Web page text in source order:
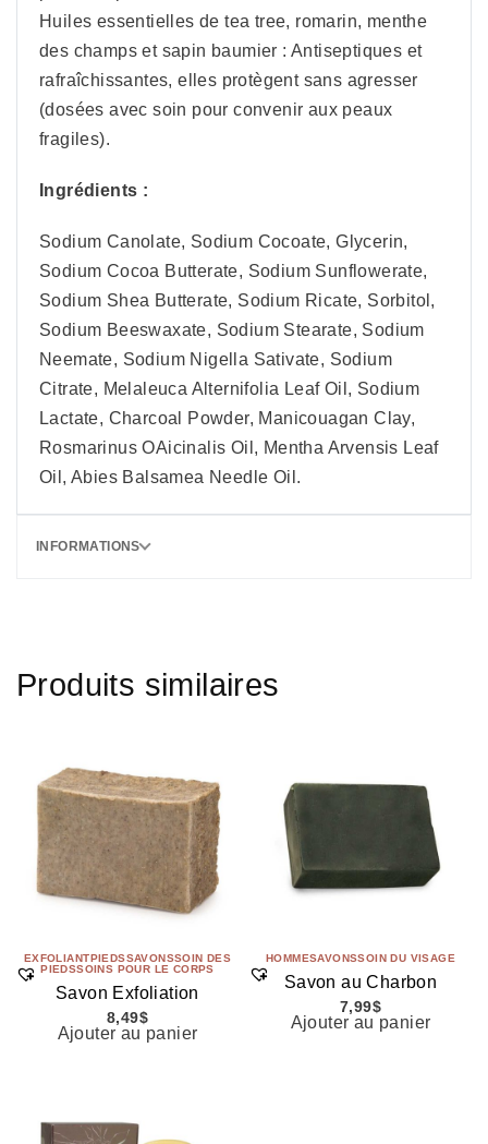
Huiles essentielles de tea tree, romarin, menthe
des champs et sapin baumier : Antiseptiques et
rafraîchissantes, elles protègent sans agresser
(dosées avec soin pour convenir aux peaux
fragiles).
Ingrédients :
Sodium Canolate, Sodium Cocoate, Glycerin,
Sodium Cocoa Butterate, Sodium Sunflowerate,
Sodium Shea Butterate, Sodium Ricate, Sorbitol,
Sodium Beeswaxate, Sodium Stearate, Sodium
Neemate, Sodium Nigella Sativate, Sodium
Citrate, Melaleuca Alternifolia Leaf Oil, Sodium
Lactate, Charcoal Powder, Manicouagan Clay,
Rosmarinus OAicinalis Oil, Mentha Arvensis Leaf
Oil, Abies Balsamea Needle Oil.
INFORMATIONS
Produits similaires
EXFOLIANTPIEDSSAVONSSOIN DES
PIEDSSOINS POUR LE CORPS
Savon Exfoliation
8,49$
Ajouter au panier
HOMMESAVONSSOIN DU VISAGE
Savon au Charbon
7,99$
Ajouter au panier